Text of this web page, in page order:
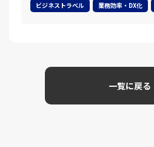
ビジネストラベル 業務効率・DX化
一覧に戻る